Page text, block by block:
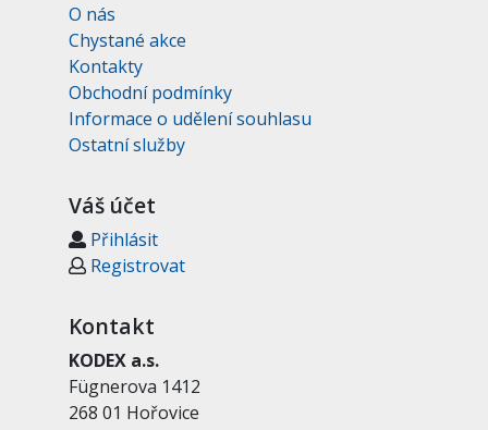
O nás
Chystané akce
Kontakty
Obchodní podmínky
Informace o udělení souhlasu
Ostatní služby
Váš účet
Přihlásit
Registrovat
Kontakt
KODEX a.s.
Fügnerova 1412
268 01 Hořovice